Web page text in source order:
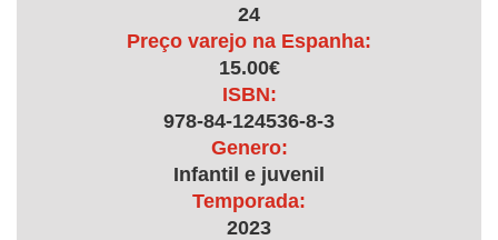
24
Preço varejo na Espanha:
15.00€
ISBN:
978-84-124536-8-3
Genero:
Infantil e juvenil
Temporada:
2023